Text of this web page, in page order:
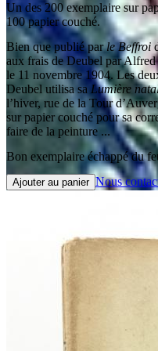
Un des 200 exemplaire sur
100 papier couché.
Bien que publié parle Beffroi
aux frais de Deubel par
le 11 novembre 1904. Les
Deubel utilisa sa Lumière
l’hiver, rue de la Tour
sur papier couché pour sa
faire de la peinture ...
Bon exemplaire échappé du
Ajouter au panier Nous